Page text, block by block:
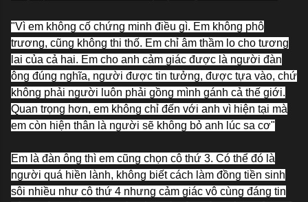
"Vì em không cố chứng minh điều gì. Em không phô
trương, cũng không thi thố. Em chỉ âm thầm lo cho tương
lai của cả hai. Em cho anh cảm giác được là người đàn
ông đúng nghĩa, người được tin tưởng, được tựa vào, chứ
không phải người luôn phải gồng mình gánh cả thế giới.
Quan trọng hơn, em không chỉ đến với anh vì hiện tại mà
em còn hiện thân là người sẽ không bỏ anh lúc sa cơ"
Em là đàn ông thì em cũng chọn cô thứ 3. Có thể đó là
người quá hiền lành, không biết cách làm đồng tiền sinh
sôi nhiều như cô thứ 4 nhưng cảm giác vô cùng đáng tin